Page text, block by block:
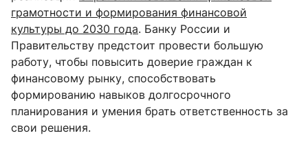
грамотности и формирования финансовой
культуры до 2030 года. Банку России и
Правительству предстоит провести большую
работу, чтобы повысить доверие граждан к
финансовому рынку, способствовать
формированию навыков долгосрочного
планирования и умения брать ответственность за
свои решения.